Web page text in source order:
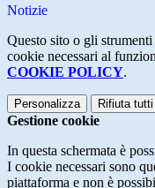
Notizie
Questo sito o gli
cookie necessari al
COOKIE POLICY.
Personalizza Rifiuta tutti
Gestione cookie
In questa schermata è
I cookie necessari sono
piattaforma e non è